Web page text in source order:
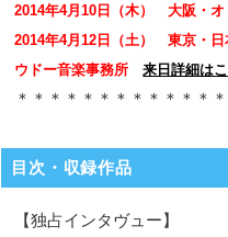
2014年4月10日（木） 大阪・オ
2014年4月12日（土） 東京・日
ウドー音楽事務所来日詳細は
＊＊＊＊＊＊＊＊＊＊＊＊
目次・収録作品
【独占インタヴュー】